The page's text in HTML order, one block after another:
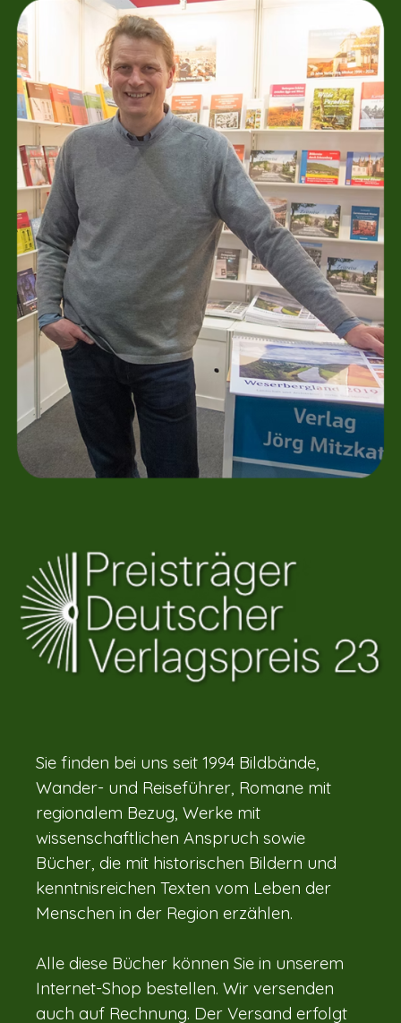
Sie finden bei uns seit 1994 Bildbände,
Wander- und Reiseführer, Romane mit
regionalem Bezug, Werke mit
wissenschaftlichen Anspruch sowie
Bücher, die mit historischen Bildern und
kenntnisreichen Texten vom Leben der
Menschen in der Region erzählen.
Alle diese Bücher können Sie in unserem
Internet-Shop bestellen. Wir versenden
auch auf Rechnung. Der Versand erfolgt